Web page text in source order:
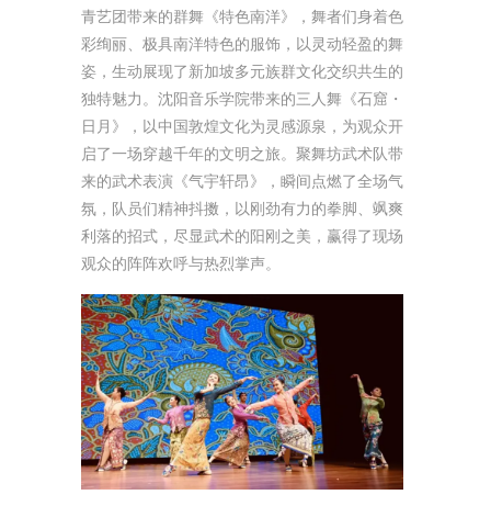
青艺团带来的群舞《特色南洋》，舞者们身着色
彩绚丽、极具南洋特色的服饰，以灵动轻盈的舞
姿，生动展现了新加坡多元族群文化交织共生的
独特魅力。沈阳音乐学院带来的三人舞《石窟・
日月》，以中国敦煌文化为灵感源泉，为观众开
启了一场穿越千年的文明之旅。聚舞坊武术队带
来的武术表演《气宇轩昂》，瞬间点燃了全场气
氛，队员们精神抖擞，以刚劲有力的拳脚、飒爽
利落的招式，尽显武术的阳刚之美，赢得了现场
观众的阵阵欢呼与热烈掌声。